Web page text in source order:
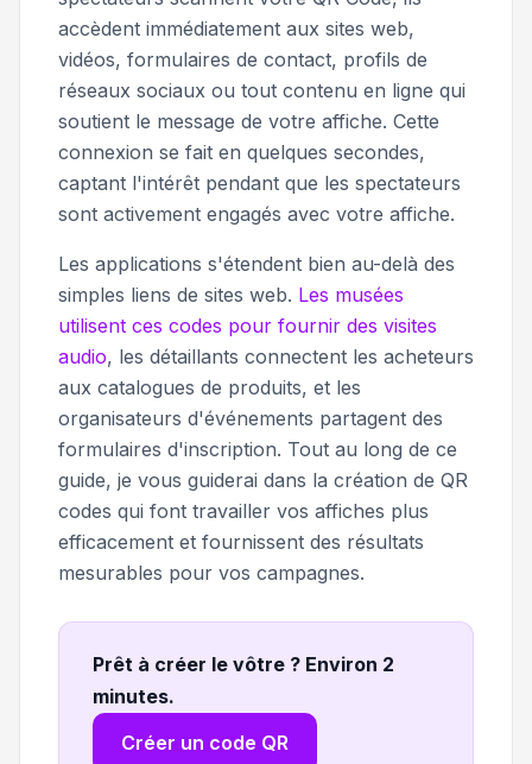
accèdent immédiatement aux sites web,
vidéos, formulaires de contact, profils de
réseaux sociaux ou tout contenu en ligne qui
soutient le message de votre affiche. Cette
connexion se fait en quelques secondes,
captant l'intérêt pendant que les spectateurs
sont activement engagés avec votre affiche.
Les applications s'étendent bien au-delà des
simples liens de sites web. Les musées
utilisent ces codes pour fournir des visites
audio, les détaillants connectent les acheteurs
aux catalogues de produits, et les
organisateurs d'événements partagent des
formulaires d'inscription. Tout au long de ce
guide, je vous guiderai dans la création de QR
codes qui font travailler vos affiches plus
efficacement et fournissent des résultats
mesurables pour vos campagnes.
Prêt à créer le vôtre ? Environ 2
minutes.
Créer un code QR